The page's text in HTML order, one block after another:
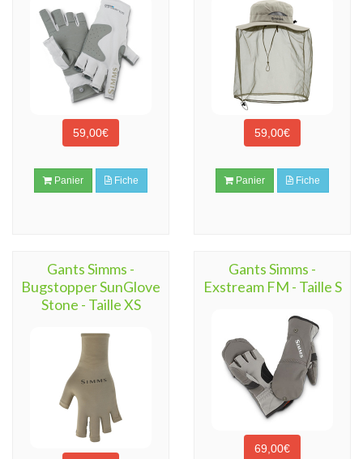
59,00€
Panier Fiche
59,00€
Panier Fiche
Gants Simms -
Bugstopper SunGlove
Stone - Taille XS
Gants Simms -
Exstream FM - Taille S
69,00€